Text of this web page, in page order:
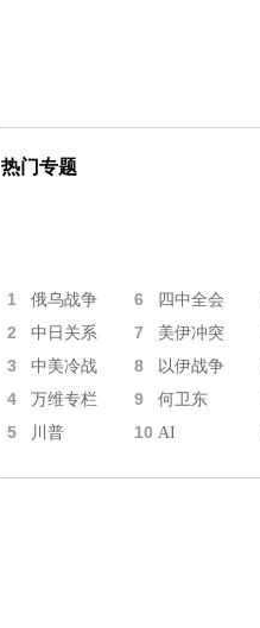
热门专题
1 俄乌战争 6 四中全会
2 中日关系 7 美伊冲突
3 中美冷战 8 以伊战争
4 万维专栏 9 何卫东
5 川普 10 AI